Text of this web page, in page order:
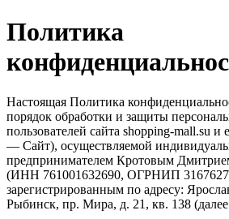
Политика
Настоящая Политика
порядок обработки и защиты
пользователей сайта shopping-mall.su и
— Сайт), осуществляемой
предпринимателем Кротовым
(ИНН 761001632690, ОГРНИП
зарегистрированным по адресу:
Рыбинск, пр. Мира, д. 21, кв. 138